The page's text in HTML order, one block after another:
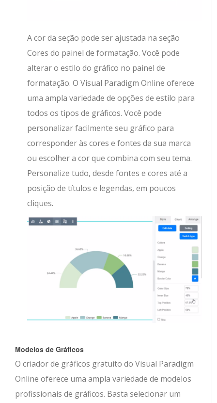
A cor da seção pode ser ajustada na seção
Cores do painel de formatação. Você pode
alterar o estilo do gráfico no painel de
formatação. O Visual Paradigm Online oferece
uma ampla variedade de opções de estilo para
todos os tipos de gráficos. Você pode
personalizar facilmente seu gráfico para
corresponder às cores e fontes da sua marca
ou escolher a cor que combina com seu tema.
Personalize tudo, desde fontes e cores até a
posição de títulos e legendas, em poucos
cliques.
Modelos de Gráficos
O criador de gráficos gratuito do Visual Paradigm
Online oferece uma ampla variedade de modelos
profissionais de gráficos. Basta selecionar um